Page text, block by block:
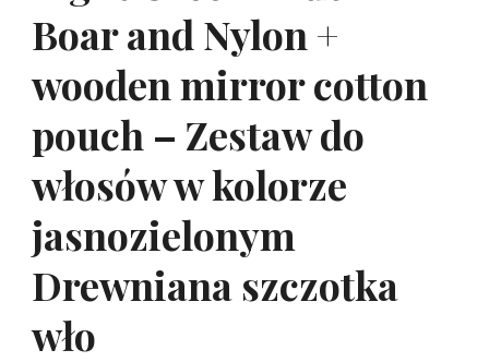
Boar and Nylon +
wooden mirror cotton
pouch – Zestaw do
włosów w kolorze
jasnozielonym
Drewniana szczotka
wło